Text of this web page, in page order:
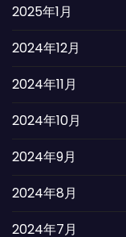
2025年1月
2024年12月
2024年11月
2024年10月
2024年9月
2024年8月
2024年7月